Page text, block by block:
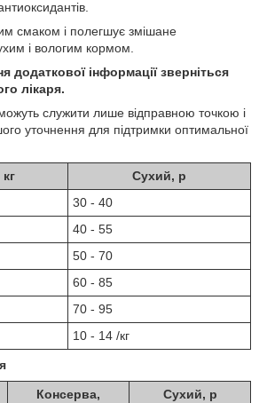
смаком і полегшує змішане
і вологим кормом.
додаткової інформації зверніться
лікаря.
можуть служити лише відправною точкою і
уточнення для підтримки оптимальної
Сухий, р
30 - 40
40 - 55
50 - 70
60 - 85
70 - 95
10 - 14 /кг
Консерва,
Сухий, р